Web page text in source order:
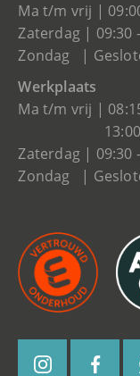
Ma t/m vrij |
Zaterdag | 09:30
Zondag |
Werkplaats
Ma t/m vrij |
13:00 -
Zaterdag | 09:30
Zondag |